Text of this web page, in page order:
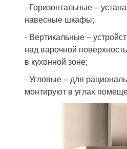
- Горизонтальные –
навесные шкафы;
- Вертикальные –
над варочной
в кухонной зоне;
- Угловые – для
монтируют в углах